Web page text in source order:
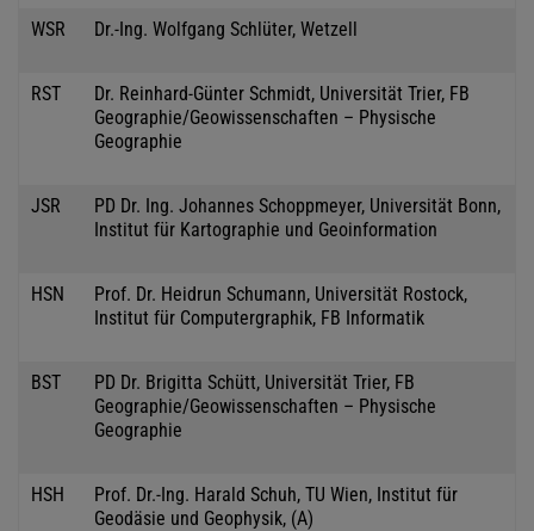
WSR Dr.-Ing. Wolfgang Schlüter, Wetzell
RST
Dr. Reinhard-Günter Schmidt, Universität Trier, FB
Geographie/Geowissenschaften – Physische
Geographie
JSR
PD Dr. Ing. Johannes Schoppmeyer, Universität Bonn,
Institut für Kartographie und Geoinformation
HSN
Prof. Dr. Heidrun Schumann, Universität Rostock,
Institut für Computergraphik, FB Informatik
BST
PD Dr. Brigitta Schütt, Universität Trier, FB
Geographie/Geowissenschaften – Physische
Geographie
HSH
Prof. Dr.-Ing. Harald Schuh, TU Wien, Institut für
Geodäsie und Geophysik, (A)